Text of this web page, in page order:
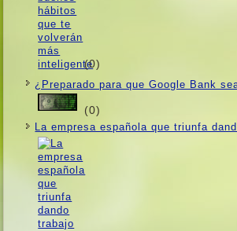
(0)
¿Preparado para que Google Bank
(0)
La empresa española que triunfa